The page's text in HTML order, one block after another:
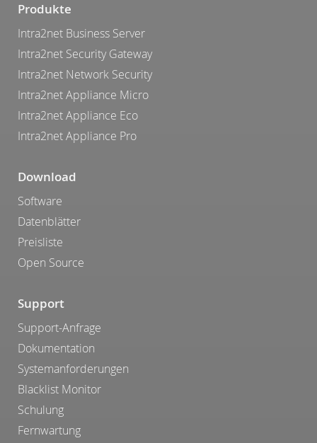
Produkte
Intra2net Business Server
Intra2net Security Gateway
Intra2net Network Security
Intra2net Appliance Micro
Intra2net Appliance Eco
Intra2net Appliance Pro
Download
Software
Datenblätter
Preisliste
Open Source
Support
Support-Anfrage
Dokumentation
Systemanforderungen
Blacklist Monitor
Schulung
Fernwartung